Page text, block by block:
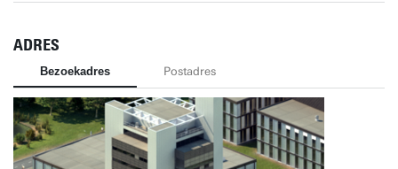
ADRES
Bezoekadres Postadres